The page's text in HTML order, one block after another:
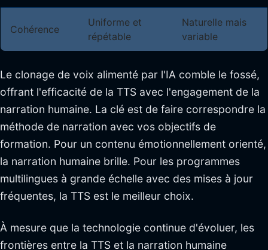
Cohérence
Uniforme et
répétable
Naturelle mais
variable
Le clonage de voix alimenté par l'IA comble le fossé,
offrant l'efficacité de la TTS avec l'engagement de la
narration humaine. La clé est de faire correspondre la
méthode de narration avec vos objectifs de
formation. Pour un contenu émotionnellement orienté,
la narration humaine brille. Pour les programmes
multilingues à grande échelle avec des mises à jour
fréquentes, la TTS est le meilleur choix.
À mesure que la technologie continue d'évoluer, les
frontières entre la TTS et la narration humaine